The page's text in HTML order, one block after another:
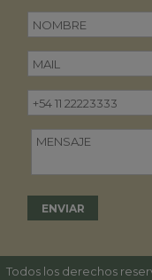
Todos los derechos